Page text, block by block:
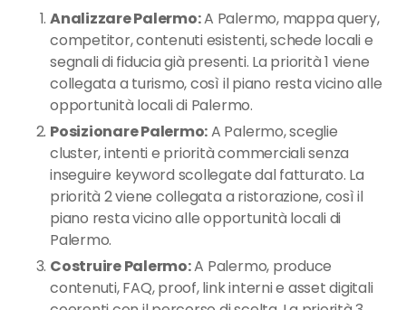
Analizzare Palermo:A Palermo, mappa query,
competitor, contenuti esistenti, schede locali e
segnali di fiducia già presenti. La priorità 1 viene
collegata a turismo, così il piano resta vicino alle
opportunità locali di Palermo.
Posizionare Palermo:A Palermo, sceglie
cluster, intenti e priorità commerciali senza
inseguire keyword scollegate dal fatturato. La
priorità 2 viene collegata a ristorazione, così il
piano resta vicino alle opportunità locali di
Palermo.
Costruire Palermo:A Palermo, produce
contenuti, FAQ, proof, link interni e asset digitali